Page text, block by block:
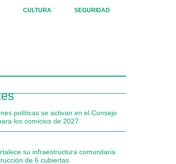
CULTURA SEGURIDAD
políticas se activan en el Consejo
los comicios de 2027
su infraestructura comunitaria
de 6 cubiertas